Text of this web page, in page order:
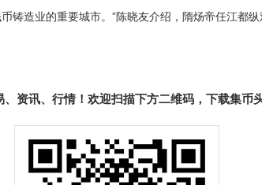
铸造业的重要城市。”陈晓友介绍，隋炀帝任江都
资讯、行情！欢迎扫描下方二维码，下载集币头